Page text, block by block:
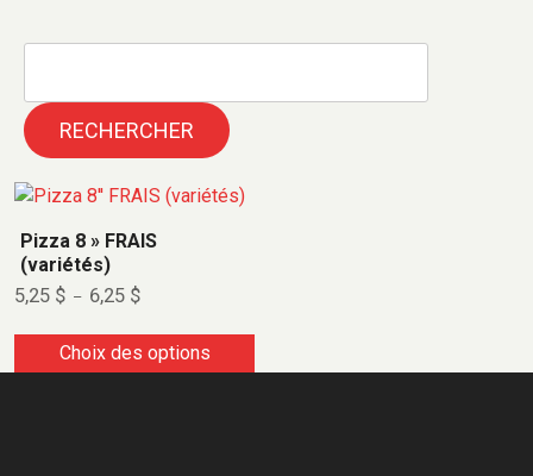
RECHERCHER
Pizza 8 » FRAIS
(variétés)
5,25 $ – 6,25 $
Choix des options